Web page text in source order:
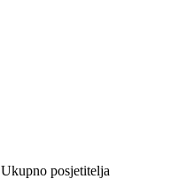
Ukupno posjetitelja